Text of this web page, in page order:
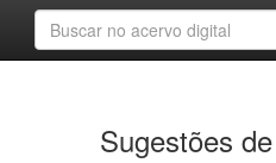
Sugestões